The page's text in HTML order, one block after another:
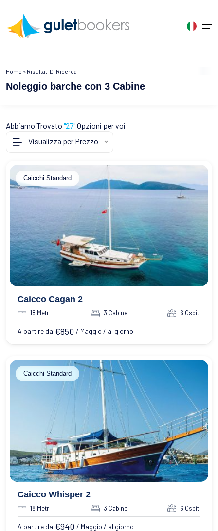
Chi Siamo
Pagina iniziale
Informazioni su GULETBOOKERS
Perché sceglierci
Recensioni
Noleggio Caicco
Crociera Blu
Destinazioni di Noleggio
Gli Itinerari
Contattaci
Home » Risultati Di Ricerca
Noleggio barche con 3 Cabine
Abbiamo Trovato "27"Opzioni per voi
Visualizza per Prezzo
Caicchi Standard
Caicco Cagan 2
18 Metri 3 Cabine 6 Ospiti
A partire da €850 / Maggio / al giorno
Caicchi Standard
Caicco Whisper 2
18 Metri 3 Cabine 6 Ospiti
A partire da €940 / Maggio / al giorno
Scegliete la Vostra Lingua
Turkey United States
France Deutsch Spain